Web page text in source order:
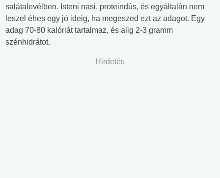
salátalevélben. Isteni nasi, proteindús, és egyáltalán nem
leszel éhes egy jó ideig, ha megeszed ezt az adagot. Egy
adag 70-80 kalóriát tartalmaz, és alig 2-3 gramm
szénhidrátot.
Hirdetés